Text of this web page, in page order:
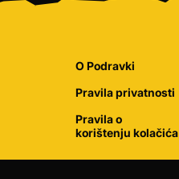
O Podravki
Pravila privatnosti
Pravila o
korištenju kolačića